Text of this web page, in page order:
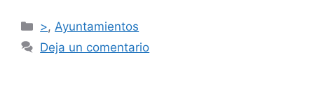
>, Ayuntamientos
Deja un comentario